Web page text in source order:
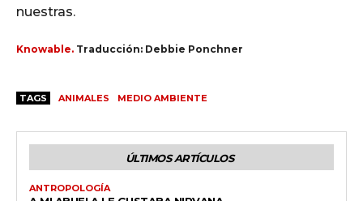
nuestras.
Knowable. Traducción: Debbie Ponchner
TAGS ANIMALES MEDIO AMBIENTE
ÚLTIMOS ARTÍCULOS
ANTROPOLOGÍA